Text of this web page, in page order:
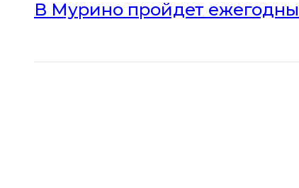
В Мурино пройдет